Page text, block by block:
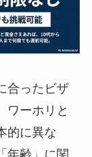
合ったビザ
ワーホリと
的に異な